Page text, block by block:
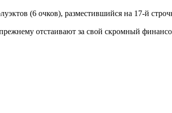
(6 очков), разместившийся на 17-й
отстаивают за свой скромный